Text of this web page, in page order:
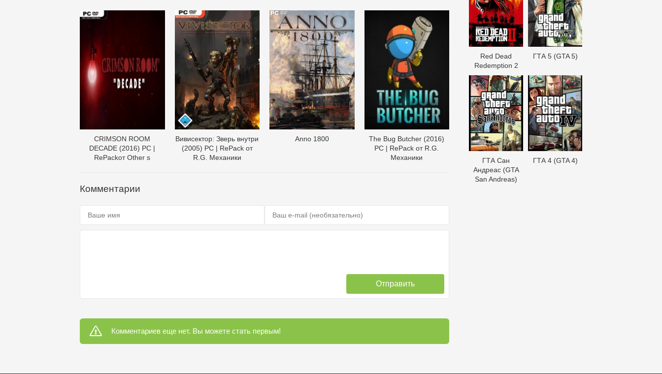
CRIMSON ROOM
DECADE (2016) PC |
RePackот Other s
Вивисектор: Зверь внутри
(2005) PC | RePack от
R.G. Механики
Anno 1800
The Bug Butcher (2016)
PC | RePack от R.G.
Механики
Комментарии
Отправить
Комментариев еще нет. Вы можете стать первым!
Red Dead
Redеmption 2
ГТА 5 (GTA 5)
ГТА Сан
Андреас (GTA
San Andreas)
ГТА 4 (GTA 4)